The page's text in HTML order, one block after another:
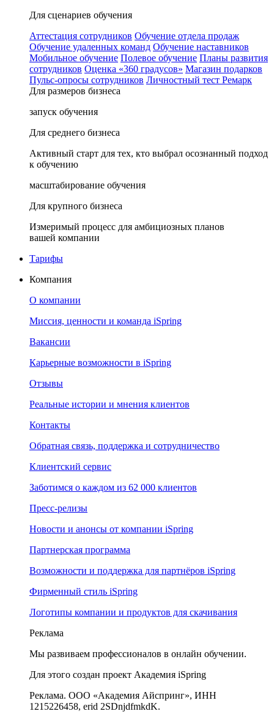
Для сценариев обучения
Аттестация сотрудников Обучение отдела продаж
Обучение удаленных команд Обучение наставников
Мобильное обучение Полевое обучение Планы развития
сотрудников Оценка «360 градусов» Магазин подарков
Пульс-опросы сотрудников Личностный тест Ремарк
Для размеров бизнеса
запуск обучения
Для среднего бизнеса
Активный старт для тех, кто выбрал осознанный подход
к обучению
масштабирование обучения
Для крупного бизнеса
Измеримый процесс для амбициозных планов
вашей компании
Тарифы
Компания
О компании
Миссия, ценности и команда iSpring
Вакансии
Карьерные возможности в iSpring
Отзывы
Реальные истории и мнения клиентов
Контакты
Обратная связь, поддержка и сотрудничество
Клиентский сервис
Заботимся о каждом из 62 000 клиентов
Пресс-релизы
Новости и анонсы от компании iSpring
Партнерская программа
Возможности и поддержка для партнёров iSpring
Фирменный стиль iSpring
Логотипы компании и продуктов для скачивания
Реклама
Мы развиваем профессионалов в онлайн обучении.
Для этого создан проект Академия iSpring
Реклама. ООО «Академия Айспринг», ИНН
1215226458, erid 2SDnjdfmkdK.